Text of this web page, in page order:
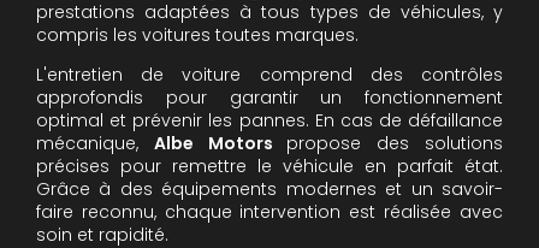
prestations adaptées à tous types de véhicules, y
compris les voitures toutes marques.
L'entretien de voiture comprend des contrôles
approfondis pour garantir un fonctionnement
optimal et prévenir les pannes. En cas de défaillance
mécanique, Albe Motors propose des solutions
précises pour remettre le véhicule en parfait état.
Grâce à des équipements modernes et un savoir-
faire reconnu, chaque intervention est réalisée avec
soin et rapidité.